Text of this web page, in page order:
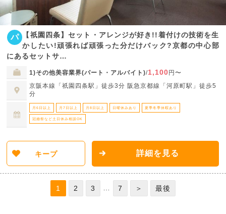
パ
【祇園四条】セット・アレンジが好き!!着付けの技術を生
かしたい!頑張れば頑張った分だけバック?京都の中心部
にあるセットサ…
1)その他美容業界(パート・アルバイト)/1,100円〜
京阪本線「祇園四条駅」徒歩3分 阪急京都線「河原町駅」徒歩5
分
月6日以上 月7日以上 月8日以上 日曜休みあり 夏季冬季休暇あり
冠婚祭など土日休み相談OK
キープ 詳細を見る
1 2 3 7 ＞ 最後